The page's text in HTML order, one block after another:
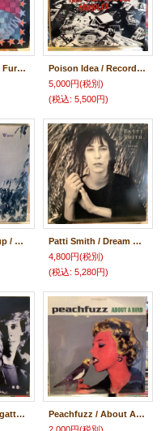
The Psychedelic Furs / Mirror Moves
Poison Idea / Record Collectors Are Pretentious Assholes
5,000円(税別)
(税込: 5,500円)
Patti Smith Group / Wave
Patti Smith / Dream Of Life
4,800円(税別)
(税込: 5,280円)
The Police ‎/ Reggatta De Blanc
Peachfuzz / About A Bird